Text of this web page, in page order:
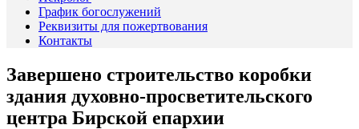
График богослужений
Реквизиты для пожертвования
Контакты
Завершено строительство коробки
здания духовно-просветительского
центра Бирской епархии